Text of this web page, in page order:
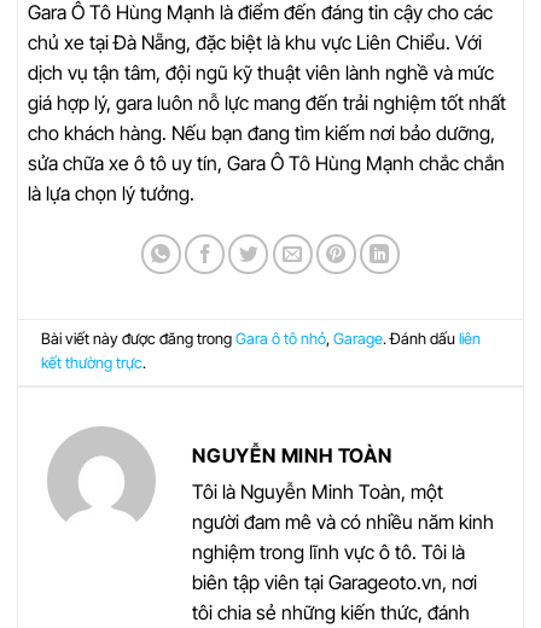
Gara Ô Tô Hùng Mạnh là điểm đến đáng tin cậy cho các
chủ xe tại Đà Nẵng, đặc biệt là khu vực Liên Chiểu. Với
dịch vụ tận tâm, đội ngũ kỹ thuật viên lành nghề và mức
giá hợp lý, gara luôn nỗ lực mang đến trải nghiệm tốt nhất
cho khách hàng. Nếu bạn đang tìm kiếm nơi bảo dưỡng,
sửa chữa xe ô tô uy tín, Gara Ô Tô Hùng Mạnh chắc chắn
là lựa chọn lý tưởng.
Bài viết này được đăng trongGara ô tô nhỏ,Garage. Đánh dấuliên
kết thường trực.
NGUYỄN MINH TOÀN
Tôi là Nguyễn Minh Toàn, một
người đam mê và có nhiều năm kinh
nghiệm trong lĩnh vực ô tô. Tôi là
biên tập viên tại Garageoto.vn, nơi
tôi chia sẻ những kiến thức, đánh